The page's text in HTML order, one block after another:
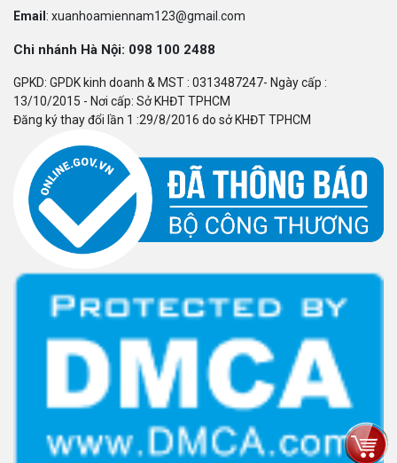
Email : xuanhoamiennam123@gmail.com
Chi nhánh Hà Nội: 098 100 2488
GPKD: GPDK kinh doanh & MST : 0313487247- Ngày cấp :
13/10/2015 - Nơi cấp: Sở KHĐT TPHCM
Đăng ký thay đổi lần 1 :29/8/2016 do sở KHĐT TPHCM